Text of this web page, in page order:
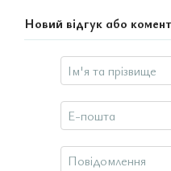
Новий відгук або